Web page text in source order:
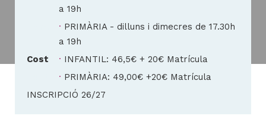
a 19h
PRIMÀRIA - dilluns i dimecres de 17.30h
a 19h
Cost
INFANTIL: 46,5€ + 20€ Matrícula
PRIMÀRIA: 49,00€ +20€ Matrícula
INSCRIPCIÓ 26/27